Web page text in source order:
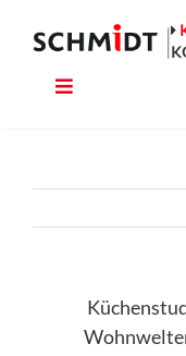
Inhalt
springen
Wohnen
Ausstattung